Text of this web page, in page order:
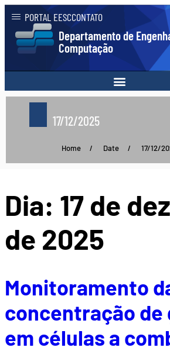
Departamento de
Computação
PORTAL EESCCONTATO
17/12/2025
Home / Date / 17/12/
Dia: 17 de
de 2025
Monitoramento
concentração de
em células a